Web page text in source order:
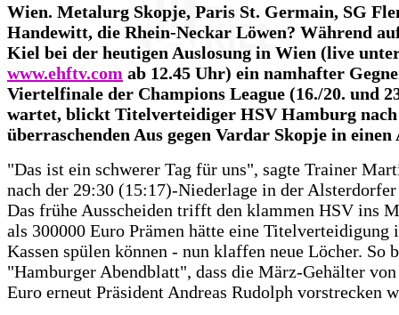
Wien. Metalurg Skopje, Paris St. Germain, SG
Handewitt, die Rhein-Neckar Löwen? Während
Kiel bei der heutigen Auslosung in Wien (live
www.ehftv.com ab 12.45 Uhr) ein namhafter
Viertelfinale der Champions League (16./20. und
wartet, blickt Titelverteidiger HSV Hamburg nach
überraschenden Aus gegen Vardar Skopje in
"Das ist ein schwerer Tag für uns", sagte Trainer
nach der 29:30 (15:17)-Niederlage in der
Das frühe Ausscheiden trifft den klammen HSV ins
als 300000 Euro Prämen hätte eine Titelverteidigung
Kassen spülen können - nun klaffen neue Löcher. So
"Hamburger Abendblatt", dass die März-Gehälter
Euro erneut Präsident Andreas Rudolph vorstrecken